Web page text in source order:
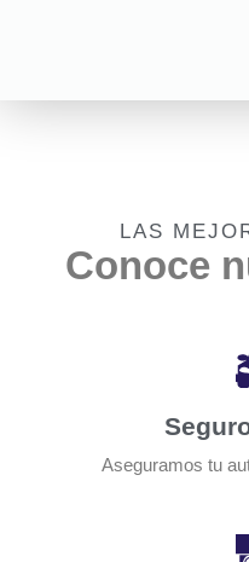
LAS
Conoce
Aseguramos tu